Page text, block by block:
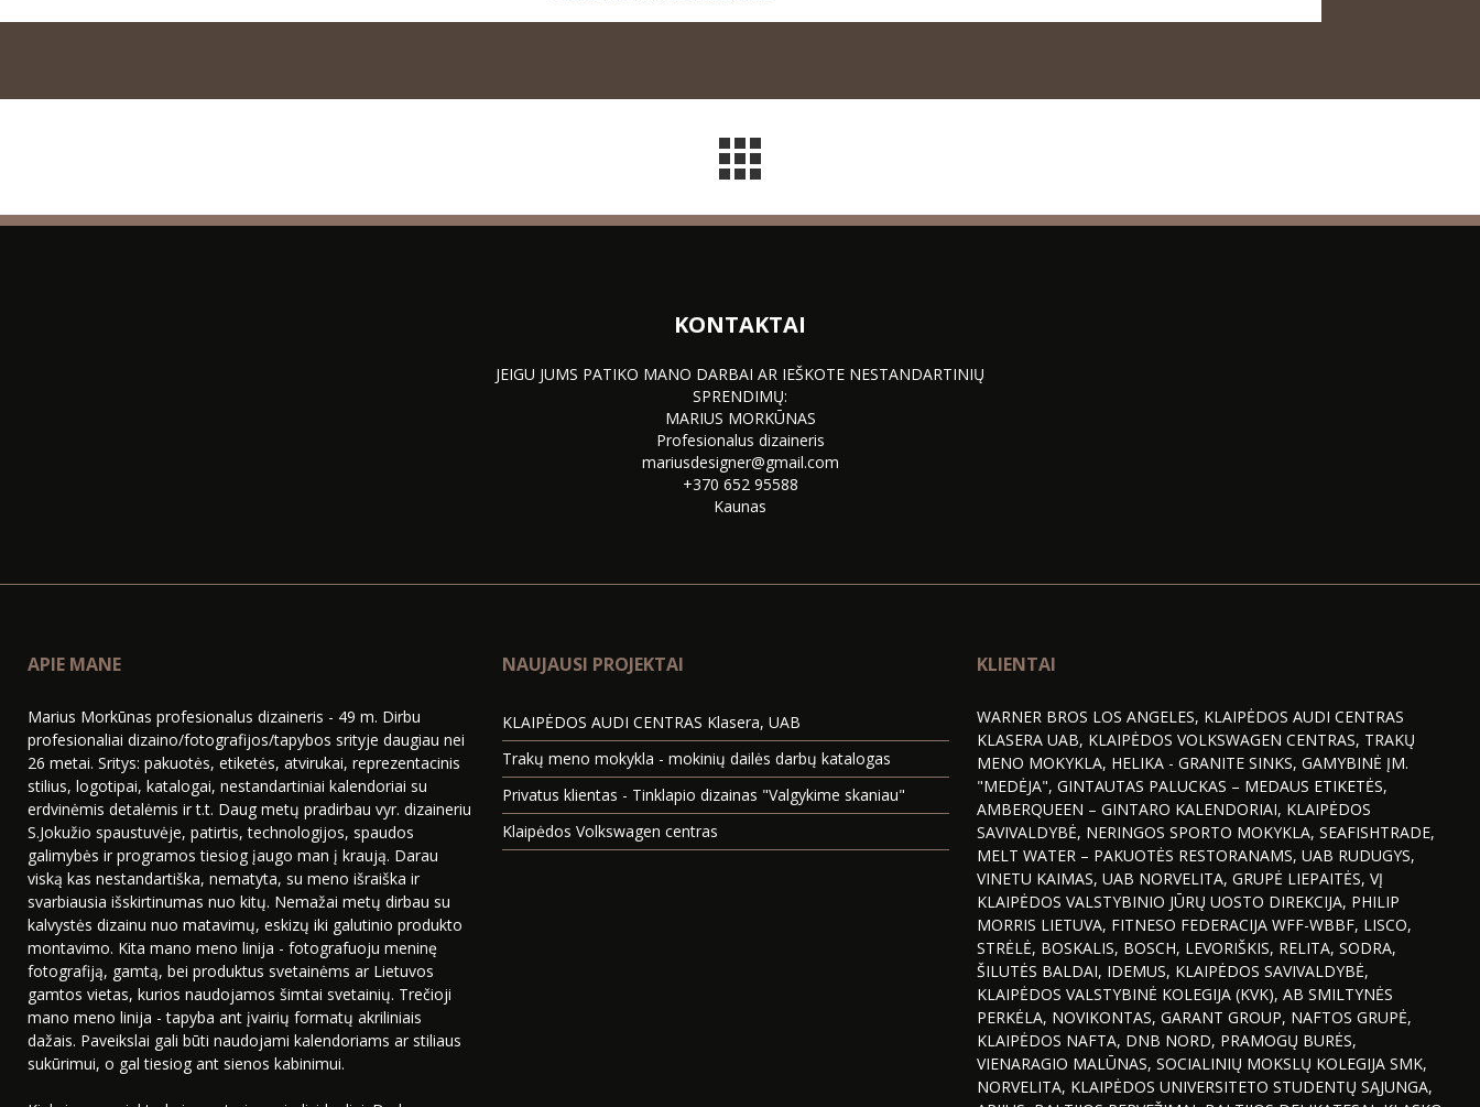
KONTAKTAI
JEIGU JUMS PATIKO MANO DARBAI AR IEŠKOTE NESTANDARTINIŲ
SPRENDIMŲ:
MARIUS MORKŪNAS
Profesionalus dizaineris
mariusdesigner@gmail.com
+370 652 95588
Kaunas
APIE MANE
Marius Morkūnas profesionalus dizaineris - 49 m. Dirbu
profesionaliai dizaino/fotografijos/tapybos srityje daugiau nei
26 metai. Sritys: pakuotės, etiketės, atvirukai, reprezentacinis
stilius, logotipai, katalogai, nestandartiniai kalendoriai su
erdvinėmis detalėmis ir t.t. Daug metų pradirbau vyr. dizaineriu
S.Jokužio spaustuvėje, patirtis, technologijos, spaudos
galimybės ir programos tiesiog įaugo man į kraują. Darau
viską kas nestandartiška, nematyta, su meno išraiška ir
svarbiausia išskirtinumas nuo kitų. Nemažai metų dirbau su
kalvystės dizainu nuo matavimų, eskizų iki galutinio produkto
montavimo. Kita mano meno linija - fotografuoju meninę
fotografiją, gamtą, bei produktus svetainėms ar Lietuvos
gamtos vietas, kurios naudojamos šimtai svetainių. Trečioji
mano meno linija - tapyba ant įvairių formatų akriliniais
dažais. Paveikslai gali būti naudojami kalendoriams ar stiliaus
sukūrimui, o gal tiesiog ant sienos kabinimui.
NAUJAUSI PROJEKTAI
KLAIPĖDOS AUDI CENTRAS Klasera, UAB
Trakų meno mokykla - mokinių dailės darbų katalogas
Privatus klientas - Tinklapio dizainas "Valgykime skaniau"
Klaipėdos Volkswagen centras
KLIENTAI
WARNER BROS LOS ANGELES, KLAIPĖDOS AUDI CENTRAS
KLASERA UAB, KLAIPĖDOS VOLKSWAGEN CENTRAS, TRAKŲ
MENO MOKYKLA, HELIKA - GRANITE SINKS, GAMYBINĖ ĮM.
"MEDĖJA", GINTAUTAS PALUCKAS – MEDAUS ETIKETĖS,
AMBERQUEEN – GINTARO KALENDORIAI, KLAIPĖDOS
SAVIVALDYBĖ, NERINGOS SPORTO MOKYKLA, SEAFISHTRADE,
MELT WATER – PAKUOTĖS RESTORANAMS, UAB RUDUGYS,
VINETU KAIMAS, UAB NORVELITA, GRUPĖ LIEPAITĖS, VĮ
KLAIPĖDOS VALSTYBINIO JŪRŲ UOSTO DIREKCIJA, PHILIP
MORRIS LIETUVA, FITNESO FEDERACIJA WFF-WBBF, LISCO,
STRĖLĖ, BOSKALIS, BOSCH, LEVORIŠKIS, RELITA, SODRA,
ŠILUTĖS BALDAI, IDEMUS, KLAIPĖDOS SAVIVALDYBĖ,
KLAIPĖDOS VALSTYBINĖ KOLEGIJA (KVK), AB SMILTYNĖS
PERKĖLA, NOVIKONTAS, GARANT GROUP, NAFTOS GRUPĖ,
KLAIPĖDOS NAFTA, DNB NORD, PRAMOGŲ BURĖS,
VIENARAGIO MALŪNAS, SOCIALINIŲ MOKSLŲ KOLEGIJA SMK,
NORVELITA, KLAIPĖDOS UNIVERSITETO STUDENTŲ SĄJUNGA,